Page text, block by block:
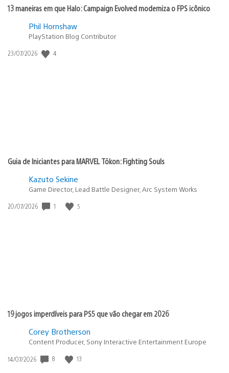
13 maneiras em que Halo: Campaign Evolved moderniza o FPS icônico
Phil Hornshaw
PlayStation Blog Contributor
Data
23/07/2026 4
Guia de Iniciantes para MARVEL Tōkon: Fighting Souls
Kazuto Sekine
Game Director, Lead Battle Designer, Arc System Works
Data
20/07/2026 1 5
19 jogos imperdíveis para PS5 que vão chegar em 2026
Corey Brotherson
Content Producer, Sony Interactive Entertainment Europe
Data
14/07/2026 8 13